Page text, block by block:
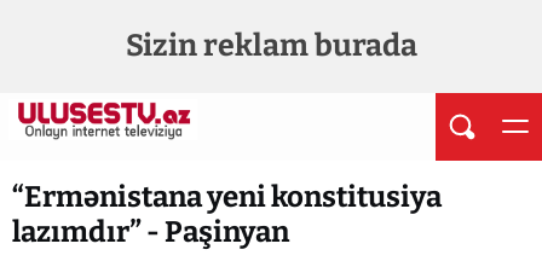
Sizin reklam burada
“Ermənistana yeni konstitusiya
lazımdır” - Paşinyan